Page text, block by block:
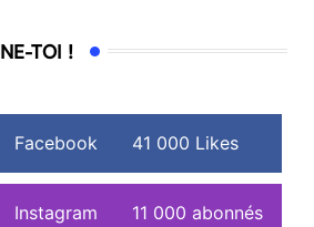
TOI !
Facebook 41 000 Likes
Instagram 11 000 abonnés